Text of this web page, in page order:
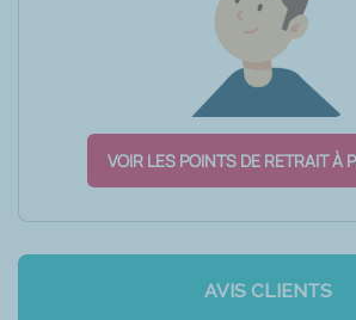
VOIR LES POINTS DE RETRAIT À
AVIS CLIENTS